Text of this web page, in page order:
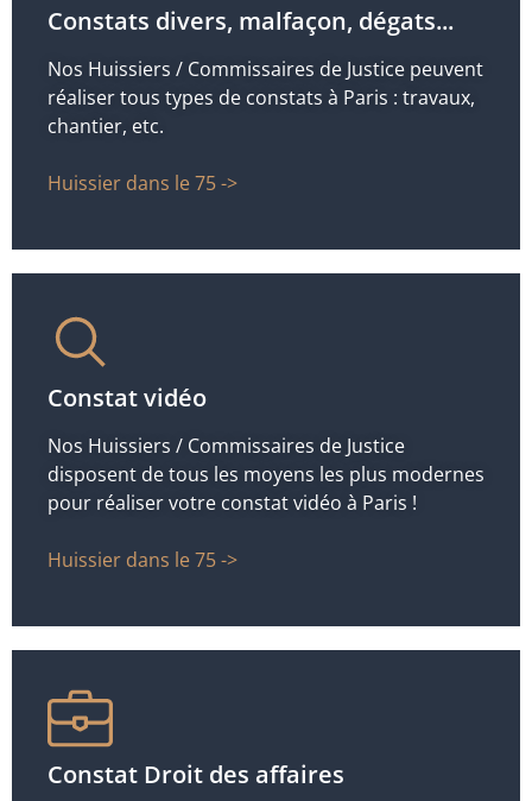
Constats divers, malfaçon, dégats...
Nos Huissiers / Commissaires de Justice peuvent
réaliser tous types de constats à Paris : travaux,
chantier, etc.
Huissier dans le 75 ->
Constat vidéo
Nos Huissiers / Commissaires de Justice
disposent de tous les moyens les plus modernes
pour réaliser votre constat vidéo à Paris !
Huissier dans le 75 ->
Constat Droit des affaires